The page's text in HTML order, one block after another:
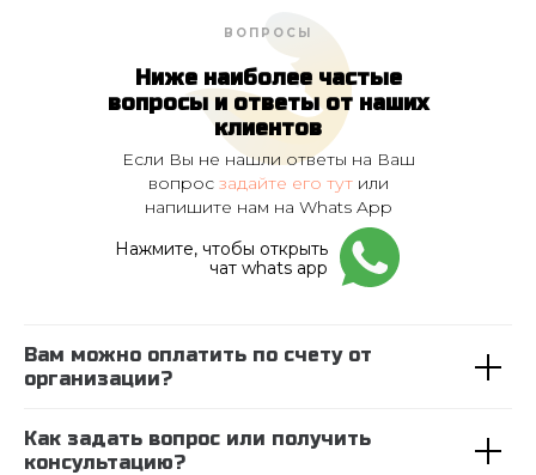
Ниже наиболее частые
вопросы и ответы от наших
клиентов
Если Вы не нашли ответы на Ваш
вопрос задайте его тутили
напишите нам на Whats App
ВОПРОСЫ
Нажмите, чтобы открыть
чат whats app
Вам можно оплатить по счету от
организации?
Как задать вопрос или получить
консультацию?